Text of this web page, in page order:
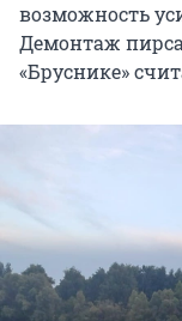
возможность
Демонтаж
«Бруснике»